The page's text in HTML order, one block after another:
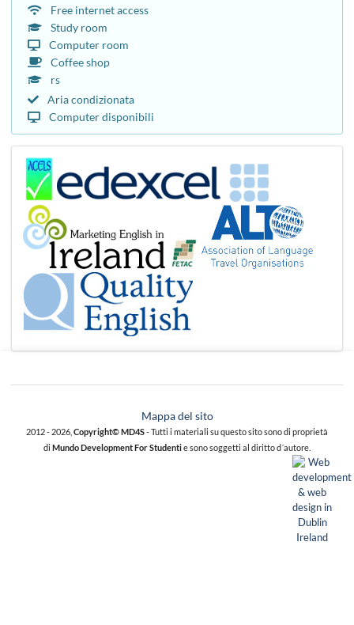
Free internet access
Study room
Computer room
Coffee shop
Aria condizionata
Computer disponibili
Mappa del sito
2012 - 2026, Copyright© MD4S- Tutti i materiali su questo sito sono di proprietà
di Mundo Development For Studentie sono soggetti al diritto d´autore.